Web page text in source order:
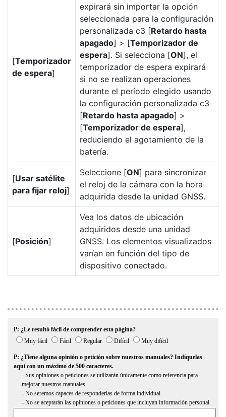
[Temporizador
de espera]
expirará sin importar la opción
seleccionada para la configuración
personalizada c3 [Retardo hasta
apagado] > [Temporizador de
espera]. Si selecciona [ON], el
temporizador de espera expirará
si no se realizan operaciones
durante el período elegido usando
la configuración personalizada c3
[Retardo hasta apagado] >
[Temporizador de espera],
reduciendo el agotamiento de la
batería.
[Usar satélite
para fijar reloj]
Seleccione [ON] para sincronizar
el reloj de la cámara con la hora
adquirida desde la unidad GNSS.
[Posición]
Vea los datos de ubicación
adquiridos desde una unidad
GNSS. Los elementos visualizados
varían en función del tipo de
dispositivo conectado.